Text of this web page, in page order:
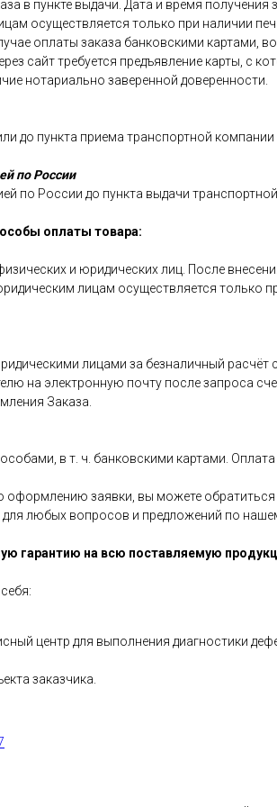
в пункте выдачи. Дата и время получения
осуществляется только при наличии
оплаты заказа банковскими картами,
сайт требуется предъявление карты,
нотариально заверенной доверенности.
до пункта приема транспортной
по России
по России до пункта выдачи
оплаты товара:
и юридических лиц. После
лицам осуществляется
лицами за безналичный расчёт
на электронную почту после запроса
Заказа.
в т. ч. банковскими картами.
оформлению заявки, вы можете
для любых вопросов и предложений по
гарантию на всю поставляемую
центр для выполнения диагностики
заказчика.